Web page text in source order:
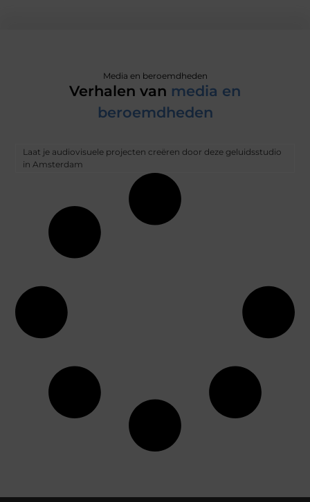
Media en beroemdheden
Verhalen van media en
beroemdheden
Laat je audiovisuele projecten creëren door deze geluidsstudio
in Amsterdam